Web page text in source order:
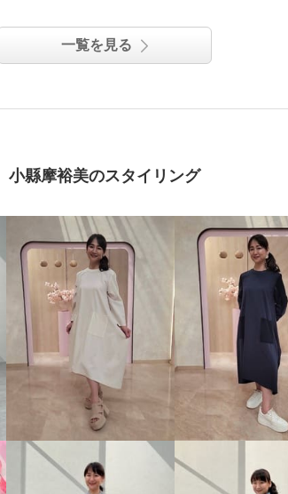
一覧を見る
小縣摩裕美のスタイリング